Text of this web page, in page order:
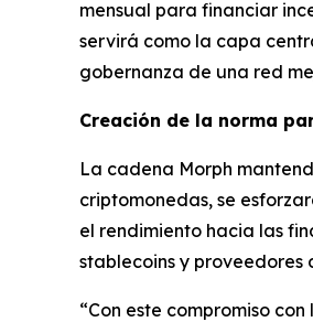
mensual para financiar
servirá como la capa
gobernanza de una red
Creación de la norma
La cadena Morph
criptomonedas, se
el rendimiento hacia las
stablecoins y proveedores
“Con este compromiso